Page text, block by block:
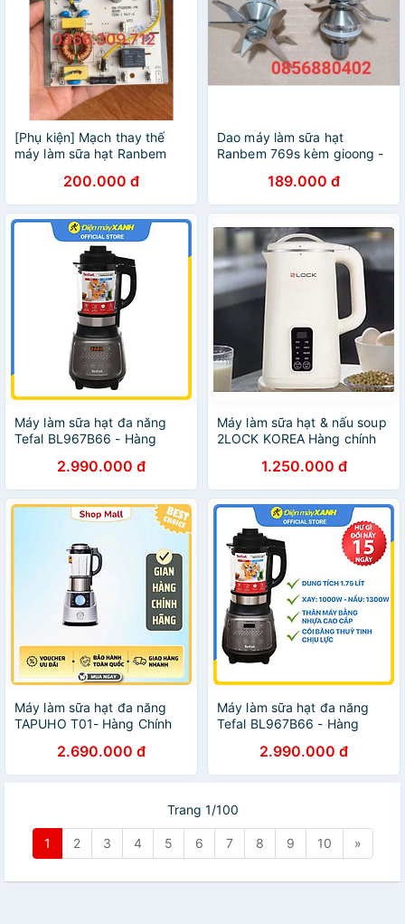
[Phụ kiện] Mạch thay thế
máy làm sữa hạt Ranbem
200.000 đ
Dao máy làm sữa hạt
Ranbem 769s kèm gioong -
189.000 đ
Máy làm sữa hạt đa năng
Tefal BL967B66 - Hàng
2.990.000 đ
Máy làm sữa hạt & nấu soup
2LOCK KOREA Hàng chính
1.250.000 đ
Máy làm sữa hạt đa năng
TAPUHO T01- Hàng Chính
2.690.000 đ
Máy làm sữa hạt đa năng
Tefal BL967B66 - Hàng
2.990.000 đ
Trang 1/100
1 2 3 4 5 6 7 8 9 10 »